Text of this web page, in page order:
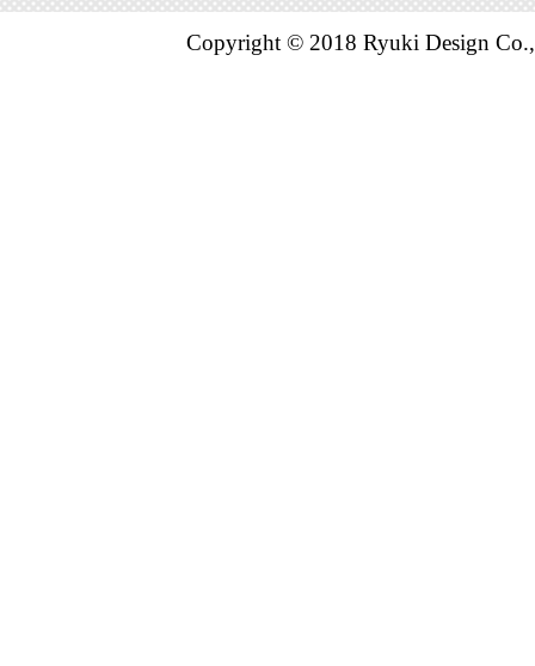
Copyright © 2018 Ryuki Design